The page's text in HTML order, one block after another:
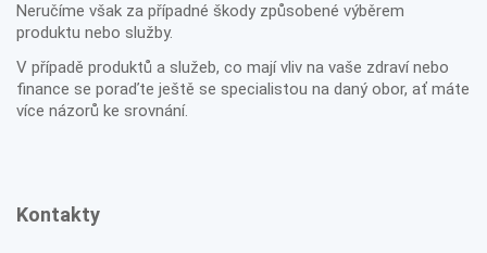
Neručíme však za případné škody způsobené výběrem
produktu nebo služby.
V případě produktů a služeb, co mají vliv na vaše zdraví nebo
finance se poraďte ještě se specialistou na daný obor, ať máte
více názorů ke srovnání.
Kontakty